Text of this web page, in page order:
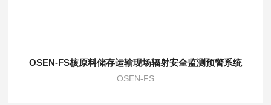
OSEN-FS核原料储存运输现场辐射安全监测预警系统
OSEN-FS